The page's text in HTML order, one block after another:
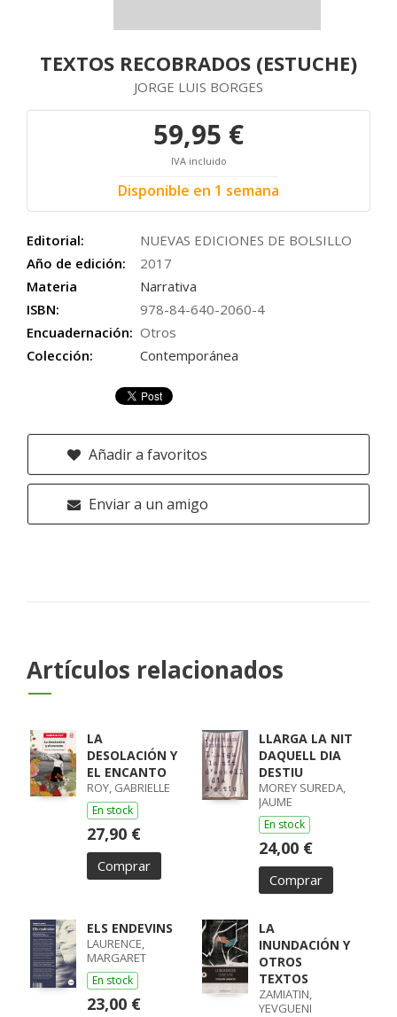
TEXTOS RECOBRADOS (ESTUCHE)
JORGE LUIS BORGES
59,95 €
IVA incluido
Disponible en 1 semana
Editorial:
NUEVAS EDICIONES DE BOLSILLO
Año de edición:
2017
Materia
Narrativa
ISBN:
978-84-640-2060-4
Encuadernación: Otros
Colección:
Contemporánea
Añadir a favoritos
Enviar a un amigo
Artículos relacionados
LA
DESOLACIÓN Y
EL ENCANTO
ROY, GABRIELLE
En stock
27,90 €
Comprar
LLARGA LA NIT
DAQUELL DIA
DESTIU
MOREY SUREDA,
JAUME
En stock
24,00 €
Comprar
ELS ENDEVINS
LAURENCE,
MARGARET
En stock
23,00 €
LA
INUNDACIÓN Y
OTROS
TEXTOS
ZAMIATIN,
YEVGUENI